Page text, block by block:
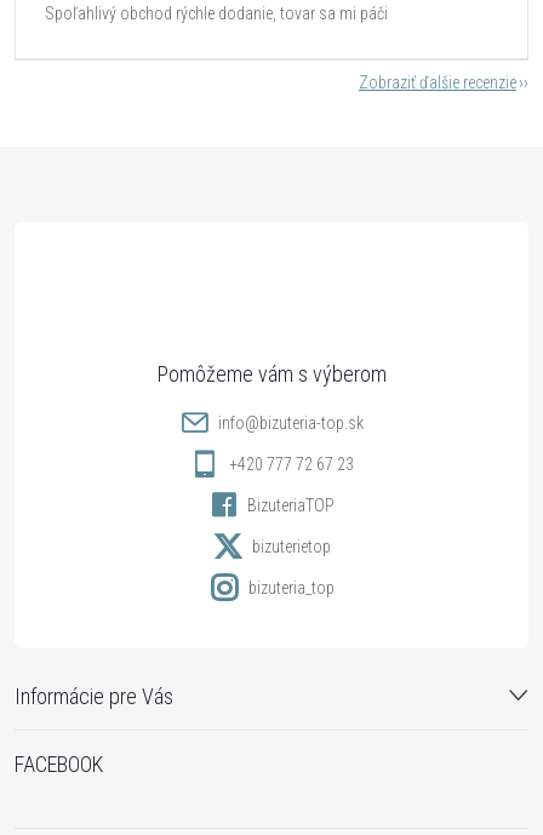
Spoľahlivý obchod rýchle dodanie, tovar sa mi páči
Zobraziť ďalšie recenzie
Informácie pre Vás
info@bizuteria-top.sk
+420 777 72 67 23
BizuteriaTOP
bizuterietop
bizuteria_top
FACEBOOK